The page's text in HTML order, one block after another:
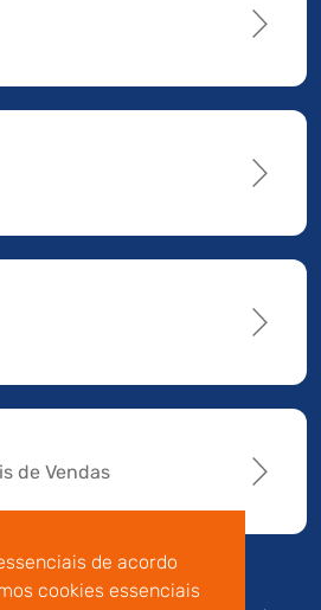
de acordo
cookies essenciais
de Vendas